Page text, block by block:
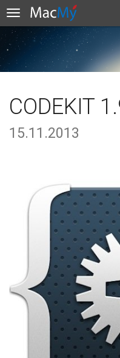
CODEKIT
15.11.2013